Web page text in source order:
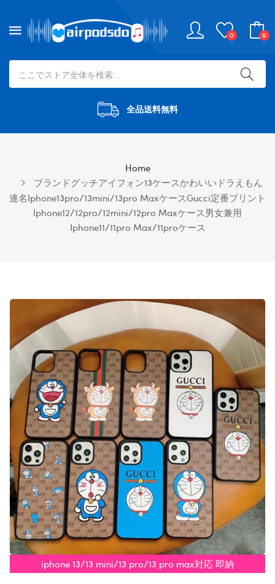
0 0
全品送料無料
Home
ブランドグッチアイフォン13ケースかわいいドラえもん
連名iphone13pro/13mini/13pro MaxケースGucci定番プリント
Iphone12/12pro/12mini/12pro Maxケース男女兼用
Iphone11/11pro Max/11proケース
iphone 13/13 mini/13 pro/13 pro max対応 即納